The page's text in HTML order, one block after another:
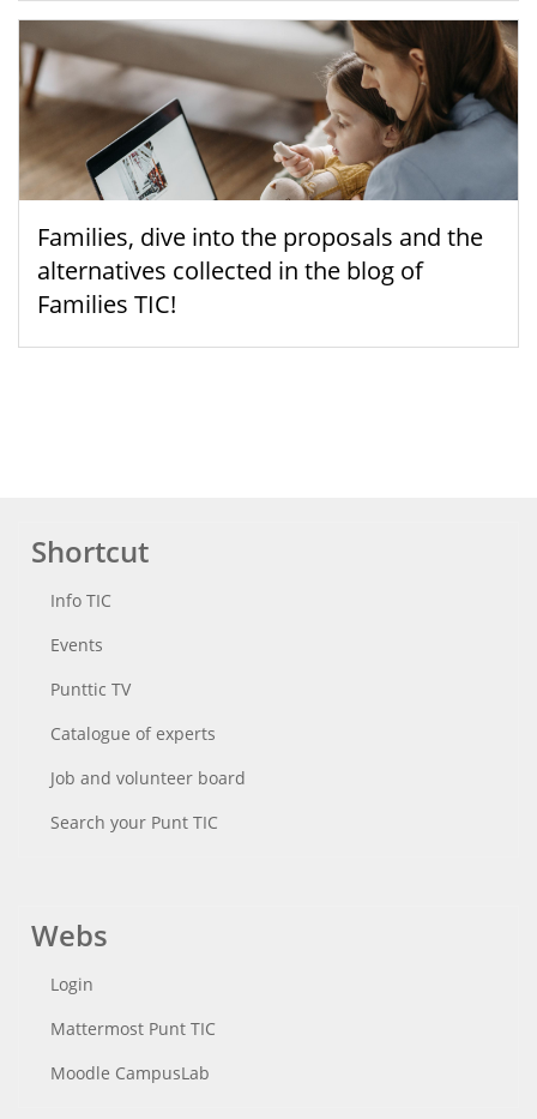
Families, dive into the proposals and the
alternatives collected in the blog of
Families TIC!
Shortcut
Info TIC
Events
Punttic TV
Catalogue of experts
Job and volunteer board
Search your Punt TIC
Webs
Login
Mattermost Punt TIC
Moodle CampusLab